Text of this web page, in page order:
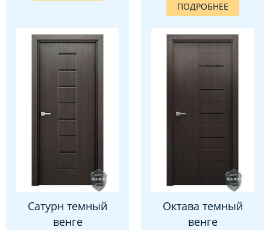
ПОДРОБНЕЕ
Сатурн темный
венге
Октава темный
венге